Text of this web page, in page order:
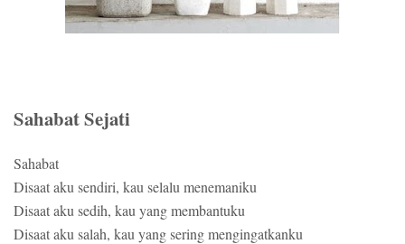
Sahabat Sejati
Sahabat
Disaat aku sendiri, kau selalu menemaniku
Disaat aku sedih, kau yang membantuku
Disaat aku salah, kau yang sering mengingatkanku